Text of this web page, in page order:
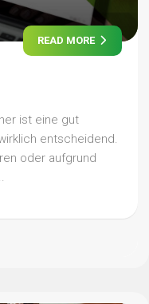
READ MORE
ist eine gut
entscheidend.
oder aufgrund